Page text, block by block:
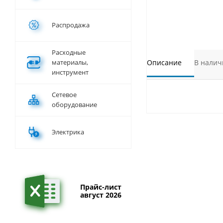
Описание В
Распродажа
Расходные
материалы,
инструмент
Сетевое
оборудование
Электрика
Прайс-лист
август 2026